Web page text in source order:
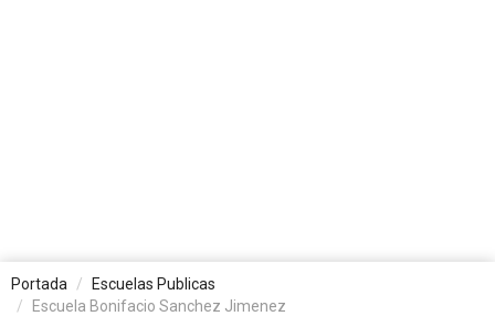
Portada
Escuelas Publicas
Escuela Bonifacio Sanchez Jimenez